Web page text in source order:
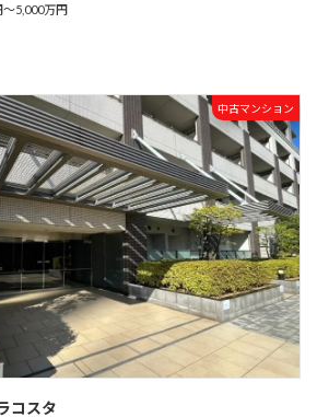
～5,000万円
中古マンション
コスタ